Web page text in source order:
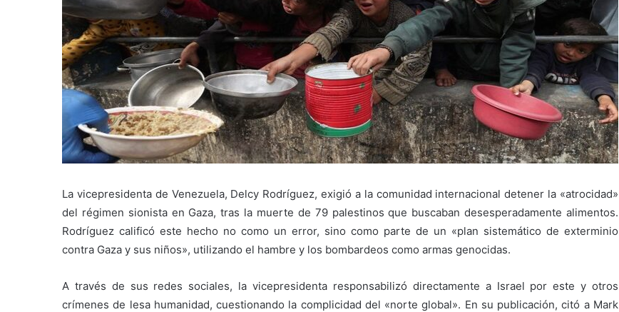
La vicepresidenta de Venezuela, Delcy Rodríguez, exigió a la comunidad internacional detener la «atrocidad»
del régimen sionista en Gaza, tras la muerte de 79 palestinos que buscaban desesperadamente alimentos.
Rodríguez calificó este hecho no como un error, sino como parte de un «plan sistemático de exterminio
contra Gaza y sus niños», utilizando el hambre y los bombardeos como armas genocidas.
A través de sus redes sociales, la vicepresidenta responsabilizó directamente a Israel por este y otros
crímenes de lesa humanidad, cuestionando la complicidad del «norte global». En su publicación, citó a Mark